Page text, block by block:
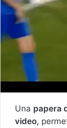
Una papera
video,